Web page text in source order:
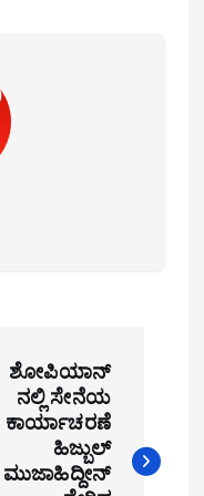
ಶೋಪಿಯಾನ್
ನಲ್ಲಿ ಸೇನೆಯ
ಕಾರ್ಯಾಚರಣೆ
ಹಿಜ್ಬುಲ್
ಮುಜಾಹಿದ್ದೀನ್